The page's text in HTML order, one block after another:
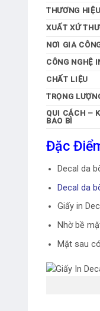
THƯƠNG HIỆU
XUẤT XỨ
NƠI GIA
CÔNG NGHỆ
CHẤT LIỆU
TRỌNG
QUI CÁCH –
BAO BÌ
Đặc
Decal da
Decal da
Giấy in
Nhờ bề
Mặt sau